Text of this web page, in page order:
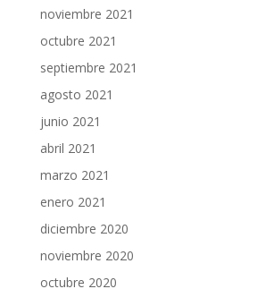
noviembre 2021
octubre 2021
septiembre 2021
agosto 2021
junio 2021
abril 2021
marzo 2021
enero 2021
diciembre 2020
noviembre 2020
octubre 2020